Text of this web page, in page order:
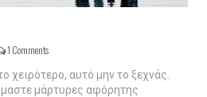
1 Comments
χειρότερο, αυτό μην το ξεχνάς.
μάρτυρες αφόρητης